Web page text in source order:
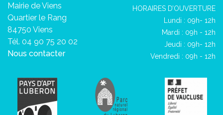
Mairie de Viens
Quartier le Rang
84750 Viens
Tél. 04 90 75 20 02
Nous contacter
HORAIRES D’OUVERTURE
Lundi : 09h- 12h
Mardi : 09h - 12h
Jeudi : 09h- 12h
Vendredi : 09h - 12h